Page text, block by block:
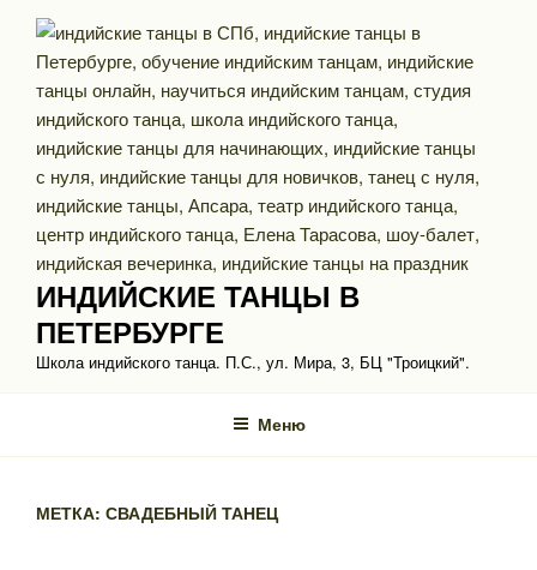
Перейти
содержимому
ИНДИЙСКИЕ ТАНЦЫ В
ПЕТЕРБУРГЕ
Школа индийского танца. П.С., ул. Мира, 3, БЦ "Троицкий".
Меню
МЕТКА: СВАДЕБНЫЙ ТАНЕЦ